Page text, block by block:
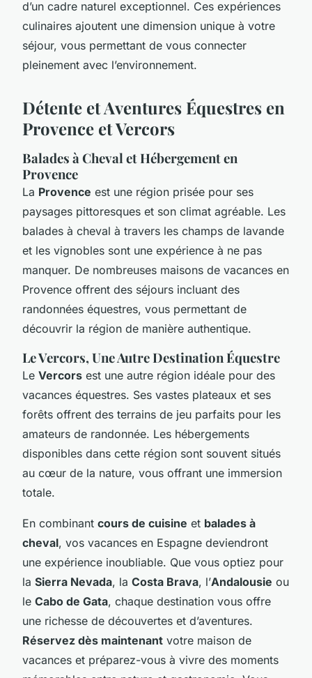
d’un cadre naturel exceptionnel. Ces expériences
culinaires ajoutent une dimension unique à votre
séjour, vous permettant de vous connecter
pleinement avec l’environnement.
Détente et Aventures Équestres en
Provence et Vercors
Balades à Cheval et Hébergement en
Provence
La Provence est une région prisée pour ses
paysages pittoresques et son climat agréable. Les
balades à cheval à travers les champs de lavande
et les vignobles sont une expérience à ne pas
manquer. De nombreuses maisons de vacances en
Provence offrent des séjours incluant des
randonnées équestres, vous permettant de
découvrir la région de manière authentique.
Le Vercors, Une Autre Destination Équestre
Le Vercors est une autre région idéale pour des
vacances équestres. Ses vastes plateaux et ses
forêts offrent des terrains de jeu parfaits pour les
amateurs de randonnée. Les hébergements
disponibles dans cette région sont souvent situés
au cœur de la nature, vous offrant une immersion
totale.
En combinant cours de cuisine et balades à
cheval, vos vacances en Espagne deviendront
une expérience inoubliable. Que vous optiez pour
la Sierra Nevada, la Costa Brava, l’Andalousie ou
le Cabo de Gata, chaque destination vous offre
une richesse de découvertes et d’aventures.
Réservez dès maintenant votre maison de
vacances et préparez-vous à vivre des moments